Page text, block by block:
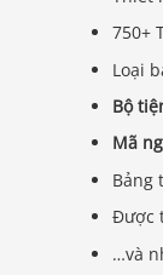
750+
Loại
Bộ
Mã
Bảng
Được
…và